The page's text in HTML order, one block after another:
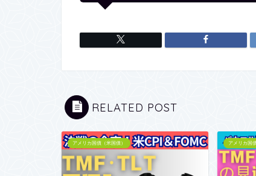
RELATED POST
アメリカ国債（米国債） アメリカ国